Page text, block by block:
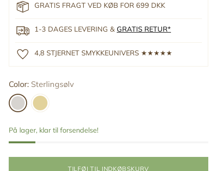
GRATIS FRAGT VED KØB FOR 699 DKK
1-3 DAGES LEVERING & GRATIS RETUR*
4,8 STJERNET SMYKKEUNIVERS ★★★★★
Color: Sterlingsølv
På lager, klar til forsendelse!
TILFØJ TIL INDKØBSKURV